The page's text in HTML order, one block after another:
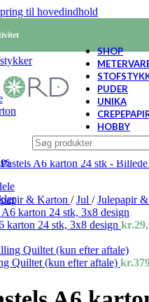
til hovedindhold
SHOP
PUDER
UNIKA
HOBBY
& Karton / Jul / Julepapir
karton 24 stk, 3x8 design kr.
Quiltet (kun efter aftale) kr.